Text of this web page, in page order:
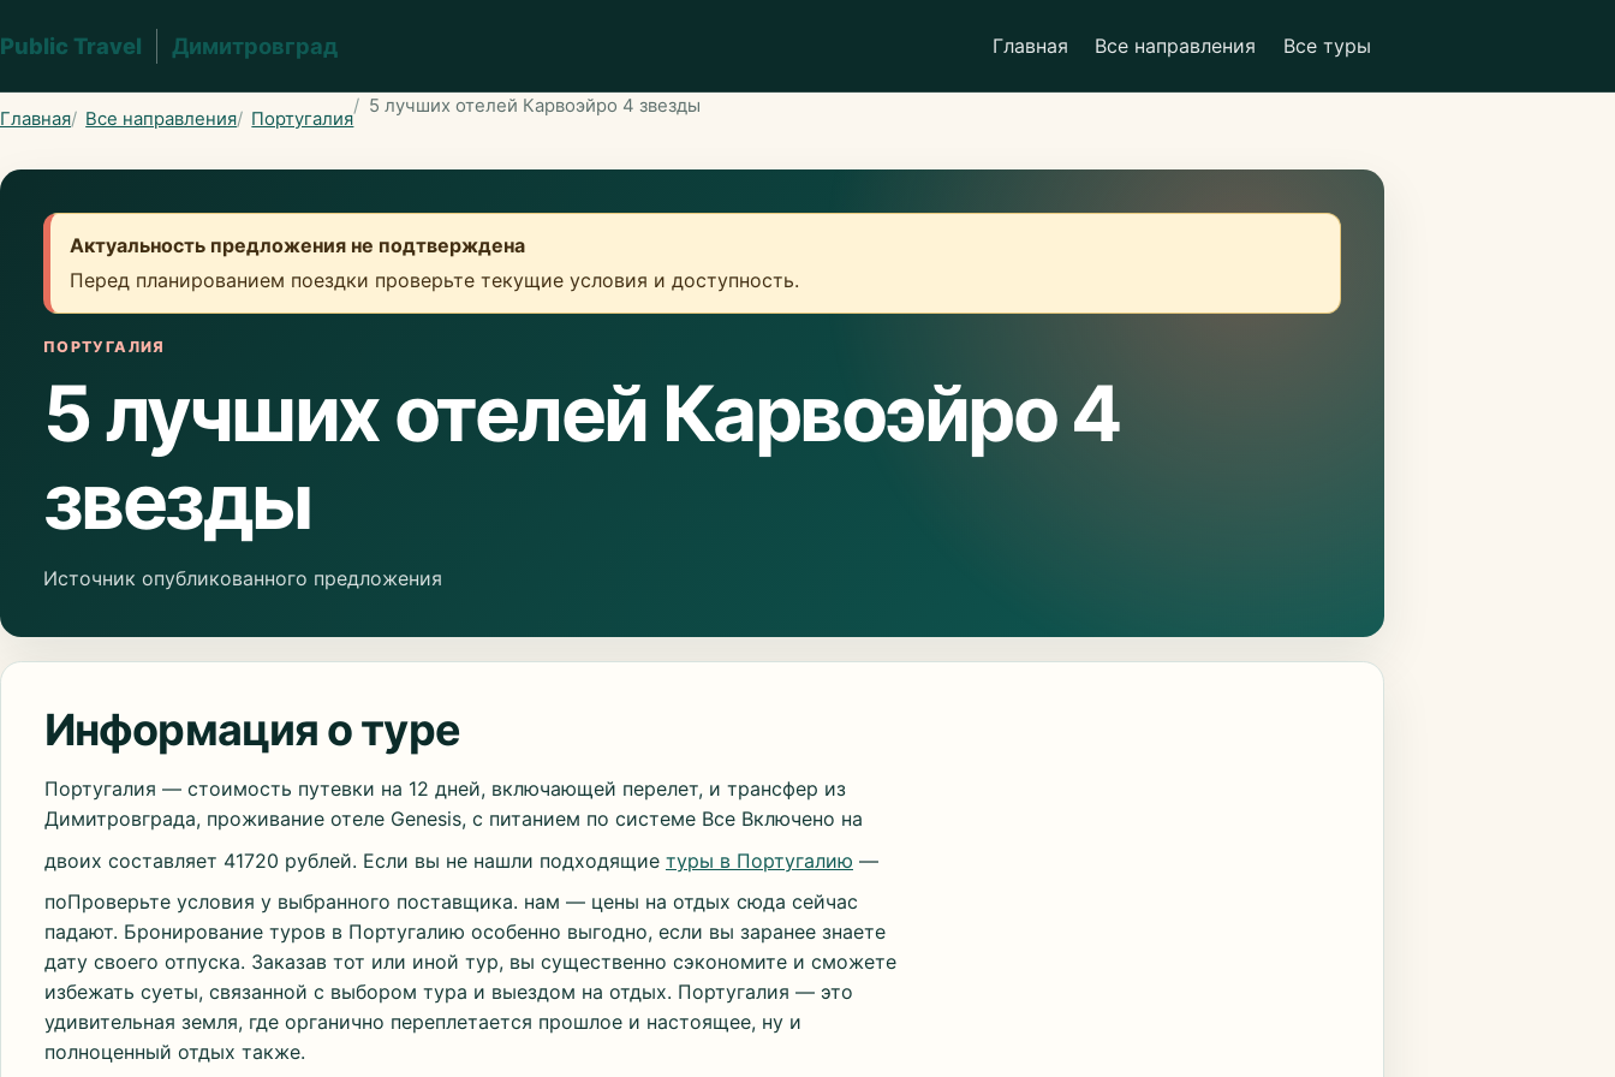
Public Travel Димитровград Главная Все направления Все туры
Главная Все направления Португалия
5 лучших отелей Карвоэйро 4 звезды
Актуальность предложения не подтверждена
Перед планированием поездки проверьте текущие условия и доступность.
ПОРТУГАЛИЯ
5 лучших отелей Карвоэйро 4
звезды
Источник опубликованного предложения
Информация о туре
Португалия — стоимость путевки на 12 дней, включающей перелет, и трансфер из
Димитровграда, проживание отеле Genesis, с питанием по системе Все Включено на
двоих составляет 41720 рублей. Если вы не нашли подходящие туры в Португалию —
поПроверьте условия у выбранного поставщика. нам — цены на отдых сюда сейчас
падают. Бронирование туров в Португалию особенно выгодно, если вы заранее знаете
дату своего отпуска. Заказав тот или иной тур, вы существенно сэкономите и сможете
избежать суеты, связанной с выбором тура и выездом на отдых. Португалия — это
удивительная земля, где органично переплетается прошлое и настоящее, ну и
полноценный отдых также.